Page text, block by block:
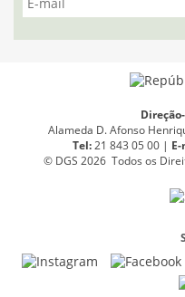
Alameda D. Afonso
Tel:21 843 05 00 | E-
© DGS 2026 Todos os